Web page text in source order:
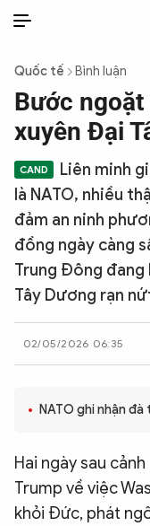
THỜI SỰ
CHỐNG DIỄN BIẾN HÒA
CÔNG AN TRONG
XÃ HỘI
CÔNG NGHỆ
VĂN HÓA - THỂ THAO
Quốc tế Bình luận
Bước
xuyên Đại
Liên minh
là NATO, nhiều
đảm an ninh
đồng ngày càng
Trung Đông đang
Tây Dương rạn
02/05/2026 06:35
NATO ghi nhận
Hai ngày sau
Trump về việc
khỏi Đức, phát